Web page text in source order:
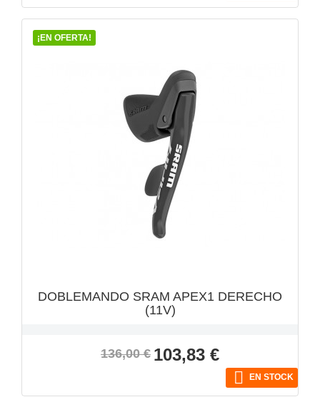
¡EN OFERTA!
DOBLEMANDO SRAM APEX1 DERECHO
(11V)
Precio
136,00 € Precio
103,83 €
 EN STOCK
VISTA RÁPIDA